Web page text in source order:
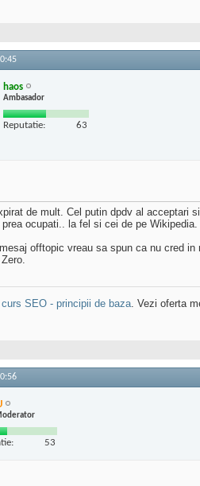
haos
Ambasador
Reputatie: 63
de mult. Cel putin dpdv al acceptari
ocupati.. la fel si cei de pe
offtopic vreau sa spun ca nu cred
curs SEO - principii de baza. Vezi oferta
53